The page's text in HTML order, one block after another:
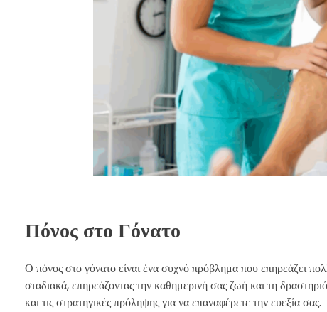
Πόνος στο Γόνατο
Ο πόνος στο γόνατο είναι ένα συχνό πρόβλημα που επηρεάζει
σταδιακά, επηρεάζοντας την καθημερινή σας ζωή και τη
και τις στρατηγικές πρόληψης για να επαναφέρετε την ευεξία σας.